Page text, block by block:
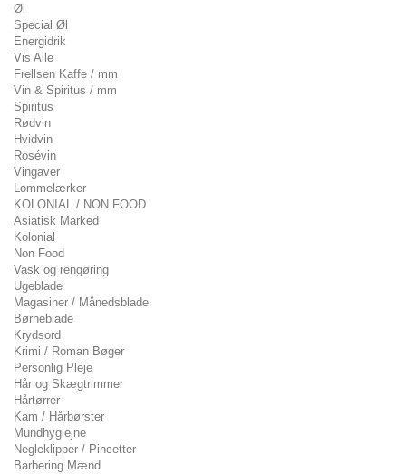
Øl
Special Øl
Energidrik
Vis Alle
Frellsen Kaffe / mm
Vin & Spiritus / mm
Spiritus
Rødvin
Hvidvin
Rosévin
Vingaver
Lommelærker
KOLONIAL / NON FOOD
Asiatisk Marked
Kolonial
Non Food
Vask og rengøring
Ugeblade
Magasiner / Månedsblade
Børneblade
Krydsord
Krimi / Roman Bøger
Personlig Pleje
Hår og Skægtrimmer
Hårtørrer
Kam / Hårbørster
Mundhygiejne
Negleklipper / Pincetter
Barbering Mænd